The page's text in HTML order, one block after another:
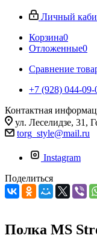
Личный
Корзина0
Отложенные0
Сравнение
+7 (928) 044-09-
Контактная
ул. Леселидзе, 31,
torg_style@mail.ru
Instagram
Поделиться
Полка MS